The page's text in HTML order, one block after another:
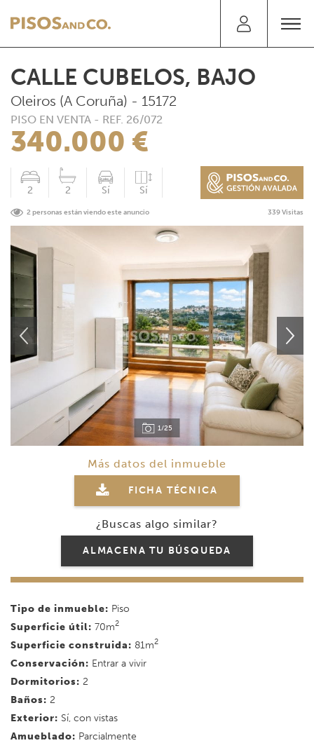
CALLE CUBELOS, BAJO
Oleiros (A Coruña) - 15172
PISO EN VENTA - REF. 26/072
340.000 €
2 2 Sí Sí
2 personas están viendo este anuncio 339 Visitas
1/25
Más datos del inmueble
FICHA TÉCNICA
¿Buscas algo similar?
ALMACENA TU BÚSQUEDA
Tipo de inmueble: Piso
Superficie útil: 70m2
Superficie construida: 81m2
Conservación: Entrar a vivir
Dormitorios: 2
Baños: 2
Exterior: Sí, con vistas
Amueblado: Parcialmente